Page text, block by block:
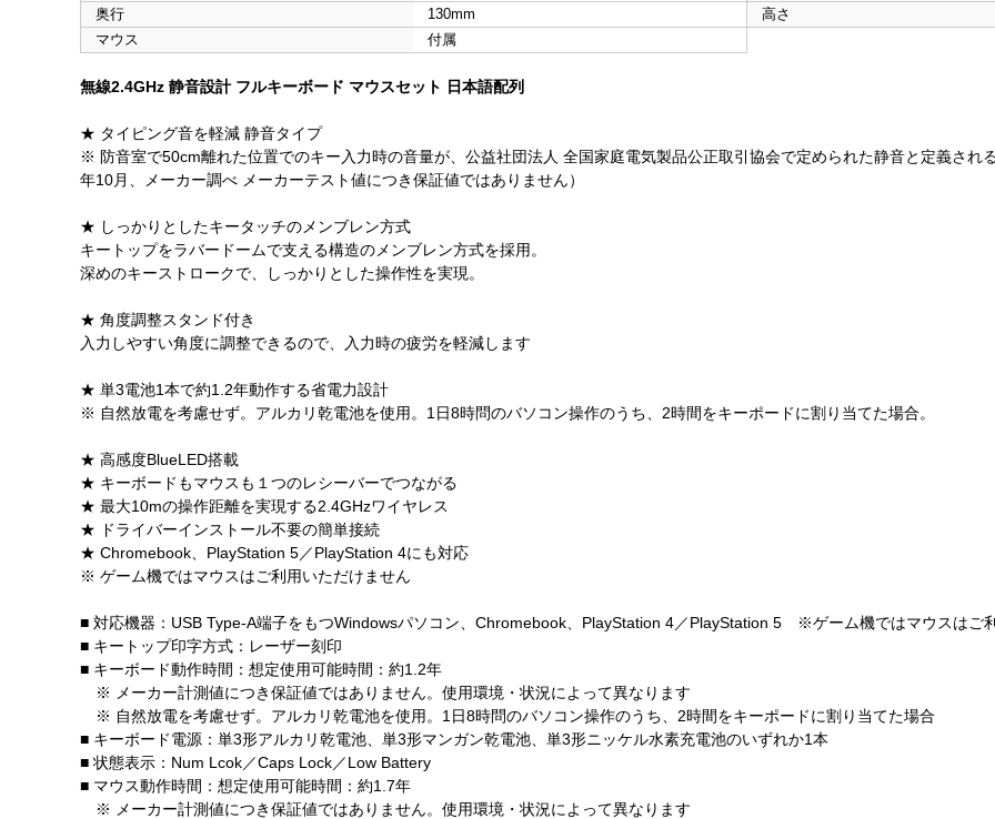
奥行
130mm 高さ
マウス
付属
無線2.4GHz 静音設計 フルキーボード マウスセット 日本語配列
★ タイピング音を軽減 静音タイプ
※ 防音室で50cm離れた位置でのキー入力時の音量が、公益社団法人 全国家庭電気製品公正取引協会で定められた静音と定義さ
年10月、メーカー調べ メーカーテスト値につき保証値ではありません）
★ しっかりとしたキータッチのメンブレン方式
キートップをラバードームで支える構造のメンブレン方式を採用。
深めのキーストロークで、しっかりとした操作性を実現。
★ 角度調整スタンド付き
入力しやすい角度に調整できるので、入力時の疲労を軽減します
★ 単3電池1本で約1.2年動作する省電力設計
※ 自然放電を考慮せず。アルカリ乾電池を使用。1日8時問のバソコン操作のうち、2時間をキーポードに割り当てた場合。
★ 高感度BlueLED搭載
★ キーボードもマウスも１つのレシーバーでつながる
★ 最大10mの操作距離を実現する2.4GHzワイヤレス
★ ドライバーインストール不要の簡単接続
★ Chromebook、PlayStation 5／PlayStation 4にも対応
※ ゲーム機ではマウスはご利用いただけません
■ 対応機器：USB Type-A端子をもつWindowsパソコン、Chromebook、PlayStation 4／PlayStation 5 ※ゲーム機ではマウスはご利
■ キートップ印字方式：レーザー刻印
■ キーボード動作時間：想定使用可能時間：約1.2年
※ メーカー計測値につき保証値ではありません。使用環境・状況によって異なります
※ 自然放電を考慮せず。アルカリ乾電池を使用。1日8時問のバソコン操作のうち、2時間をキーポードに割り当てた場合
■ キーボード電源：単3形アルカリ乾電池、単3形マンガン乾電池、単3形ニッケル水素充電池のいずれか1本
■ 状態表示：Num Lcok／Caps Lock／Low Battery
■ マウス動作時間：想定使用可能時間：約1.7年
※ メーカー計測値につき保証値ではありません。使用環境・状況によって異なります